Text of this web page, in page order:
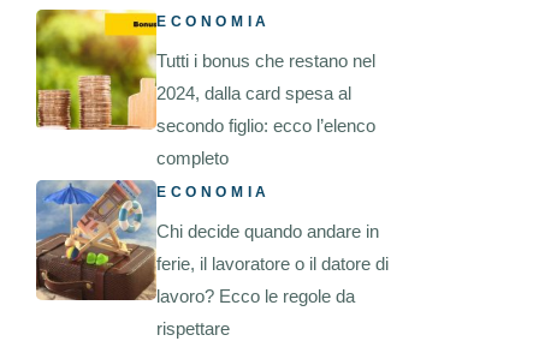
ECONOMIA
Tutti i bonus che restano nel
2024, dalla card spesa al
secondo figlio: ecco l’elenco
completo
ECONOMIA
Chi decide quando andare in
ferie, il lavoratore o il datore di
lavoro? Ecco le regole da
rispettare